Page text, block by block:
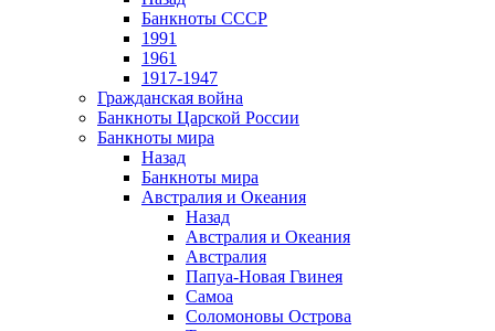
Банкноты СССР
1991
1961
1917-1947
Гражданская война
Банкноты Царской России
Банкноты мира
Назад
Банкноты мира
Австралия и Океания
Назад
Австралия и Океания
Австралия
Папуа-Новая Гвинея
Самоа
Соломоновы Острова